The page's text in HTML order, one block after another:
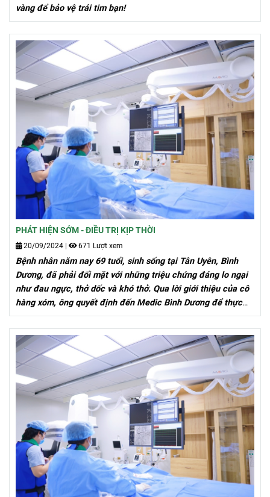
vàng để bảo vệ trái tim bạn!
PHÁT HIỆN SỚM - ĐIỀU TRỊ KỊP THỜI
20/09/2024 671 Lượt xem
Bệnh nhân năm nay 69 tuổi, sinh sống tại Tân Uyên, Bình
Dương, đã phải đối mặt với những triệu chứng đáng lo ngại
như đau ngực, thở dốc và khó thở. Qua lời giới thiệu của cô
hàng xóm, ông quyết định đến Medic Bình Dương để thực
hiện kiểm tra tổng quát sức khỏe, với mong muốn tìm ra
nguyên nhân và giải pháp cho các vấn đề tim mạch mà mình
đang gặp phải.